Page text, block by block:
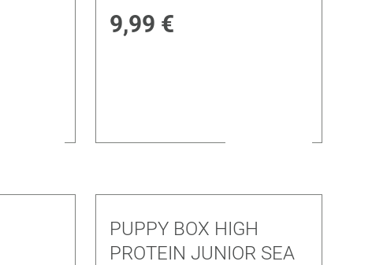
9,99 €
PUPPY BOX HIGH
PROTEIN JUNIOR SEA